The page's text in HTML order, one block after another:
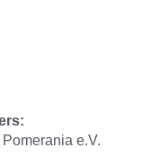
e.V.